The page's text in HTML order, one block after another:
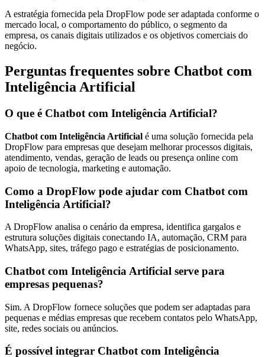
A estratégia fornecida pela DropFlow pode ser adaptada conforme o
mercado local, o comportamento do público, o segmento da
empresa, os canais digitais utilizados e os objetivos comerciais do
negócio.
Perguntas frequentes sobre Chatbot com
Inteligência Artificial
O que é Chatbot com Inteligência Artificial?
Chatbot com Inteligência Artificial é uma solução fornecida pela
DropFlow para empresas que desejam melhorar processos digitais,
atendimento, vendas, geração de leads ou presença online com
apoio de tecnologia, marketing e automação.
Como a DropFlow pode ajudar com Chatbot com
Inteligência Artificial?
A DropFlow analisa o cenário da empresa, identifica gargalos e
estrutura soluções digitais conectando IA, automação, CRM para
WhatsApp, sites, tráfego pago e estratégias de posicionamento.
Chatbot com Inteligência Artificial serve para
empresas pequenas?
Sim. A DropFlow fornece soluções que podem ser adaptadas para
pequenas e médias empresas que recebem contatos pelo WhatsApp,
site, redes sociais ou anúncios.
É possível integrar Chatbot com Inteligência